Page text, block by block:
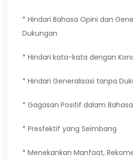
* Hindari Bahasa Opini dan
Dukungan
* Hindari kata-kata dengan
* Hindari Generalisasi tanpa
* Gagasan Positif dalam
* Presfektif yang Seimbang
* Menekankan Manfaat,